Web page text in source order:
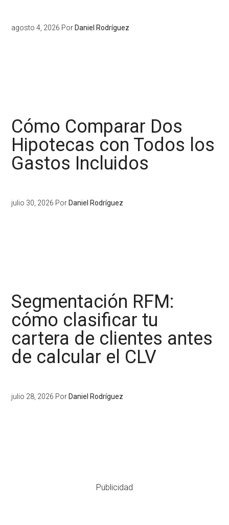
agosto 4, 2026 Por Daniel Rodríguez
Cómo Comparar Dos
Hipotecas con Todos los
Gastos Incluidos
julio 30, 2026 Por Daniel Rodríguez
Segmentación RFM:
cómo clasificar tu
cartera de clientes antes
de calcular el CLV
julio 28, 2026 Por Daniel Rodríguez
Publicidad